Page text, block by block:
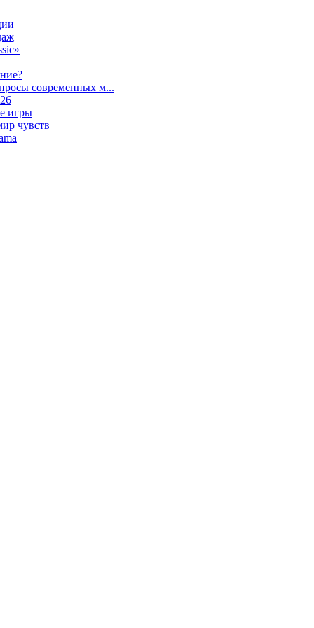
современных м...
игры
чувств